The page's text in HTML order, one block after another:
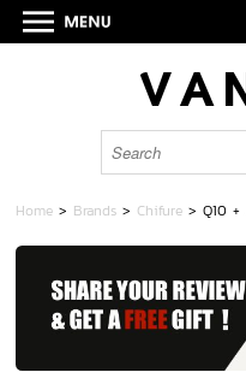
Home > Brands > Chifure >Q10